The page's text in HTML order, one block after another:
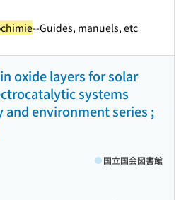
--Guides, manuels, etc
oxide layers for solar
systems
and environment series ;
国立国会図書館